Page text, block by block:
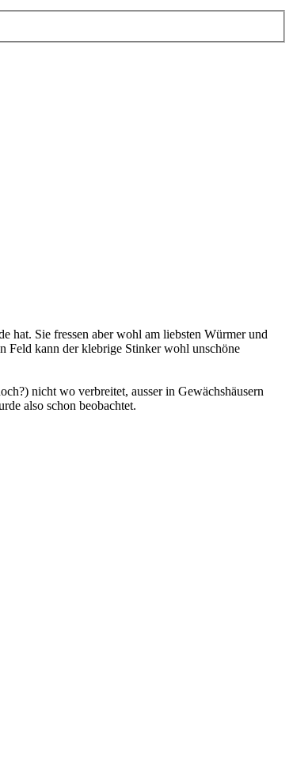
hat. Sie fressen aber wohl am liebsten Würmer und
Feld kann der klebrige Stinker wohl unschöne
nicht wo verbreitet, ausser in Gewächshäusern
also schon beobachtet.